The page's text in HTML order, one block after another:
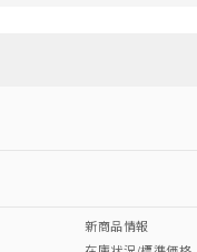
新商品情報